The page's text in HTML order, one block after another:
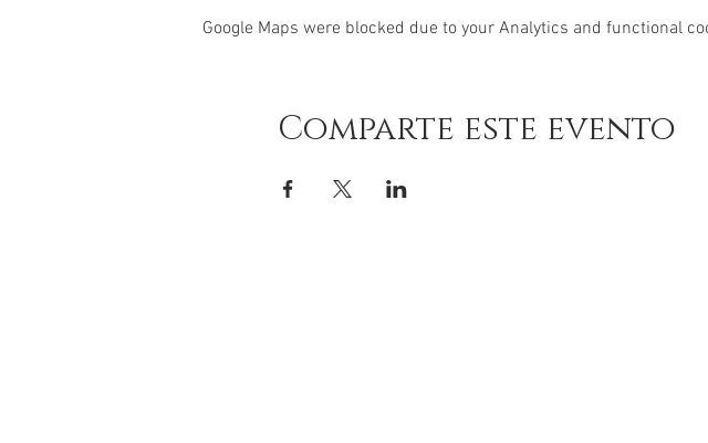
Google Maps were blocked due to your Analytics and functional
Comparte este evento